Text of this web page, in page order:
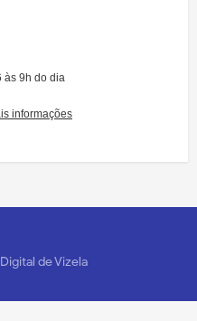
Digital de Vizela